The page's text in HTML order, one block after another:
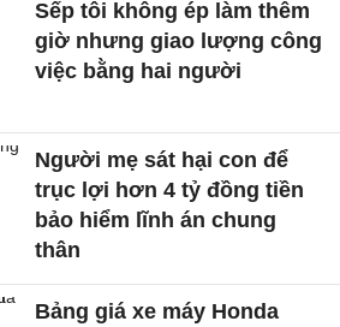
Sếp tôi không ép làm thêm
giờ nhưng giao lượng công
việc bằng hai người
Người mẹ sát hại con để
trục lợi hơn 4 tỷ đồng tiền
bảo hiểm lĩnh án chung
thân
Bảng giá xe máy Honda